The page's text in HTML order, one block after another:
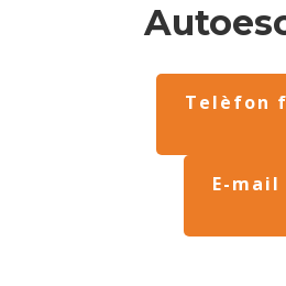
Telèfon
E-mail